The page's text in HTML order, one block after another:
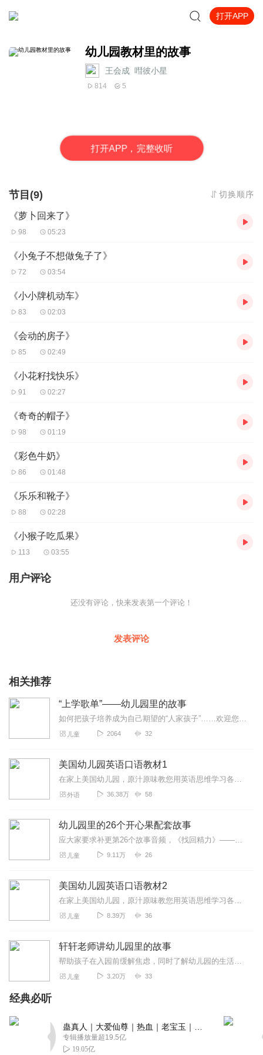
打开APP
幼儿园教材里的故事
王会成_嘒彼小星
814 5
打开APP，完整收听
节目(9) 切换顺序
《萝卜回来了》
98 05:23
《小兔子不想做兔子了》
72 03:54
《小小牌机动车》
83 02:03
《会动的房子》
85 02:49
《小花籽找快乐》
91 02:27
《奇奇的帽子》
98 01:19
《彩色牛奶》
86 01:48
《乐乐和靴子》
88 02:28
《小猴子吃瓜果》
113 03:55
用户评论
还没有评论，快来发表第一个评论！
发表评论
相关推荐
“上学歌单”——幼儿园里的故事
如何把孩子培养成为自己期望的“人家孩子”……欢迎您的关注和参与！
儿童 2064 32
美国幼儿园英语口语教材1
在家上美国幼儿园，原汁原味教您用英语思维学习各学科英语
外语 36.38万 58
幼儿园里的26个开心果配套故事
应大家要求补更第26个故事音频，《找回精力》——斑马扎卡里的故事。欢迎收听宇红老师在喜马拉雅FM的新课《亲子阅读的十大误区》！26本书，26个小主人公，26个...
儿童 9.11万 26
美国幼儿园英语口语教材2
在家上美国幼儿园，原汁原味教您用英语思维学习各学科英语
儿童 8.39万 36
轩轩老师讲幼儿园里的故事
帮助孩子在入园前缓解焦虑，同时了解幼儿园的生活、习惯、以及规则，进入幼儿园就是真正的社会交往，那如何和小朋友相处？又如何理解自己心里出现的各种感觉呢？这个专辑用...
儿童 3.20万 33
经典必听
专辑播放量超19.5亿
19.05亿